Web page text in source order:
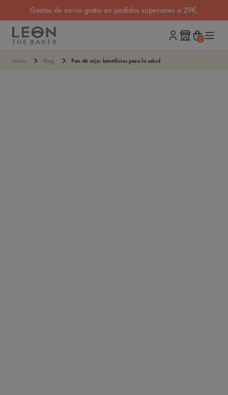
Gastos de envío gratis en pedidos superiores a 29€.
Carrito
0
Inicio Blog Pan de mijo: beneficios para la salud